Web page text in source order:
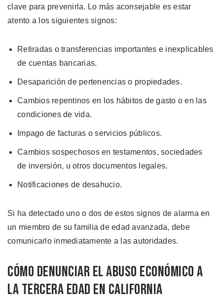
clave para prevenirla. Lo más aconsejable es estar
atento a los siguientes signos:
Retiradas o transferencias importantes e inexplicables
de cuentas bancarias.
Desaparición de pertenencias o propiedades.
Cambios repentinos en los hábitos de gasto o en las
condiciones de vida.
Impago de facturas o servicios públicos.
Cambios sospechosos en testamentos, sociedades
de inversión, u otros documentos legales.
Notificaciones de desahucio.
Si ha detectado uno o dos de estos signos de alarma en
un miembro de su familia de edad avanzada, debe
comunicarlo inmediatamente a las autoridades.
Cómo Denunciar el Abuso Económico a
la Tercera Edad en California